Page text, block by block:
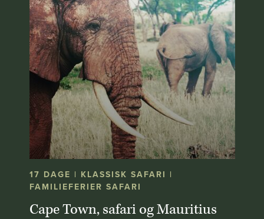
17 DAGE | KLASSISK SAFARI |
FAMILIEFERIER SAFARI
Cape Town, safari og Mauritius